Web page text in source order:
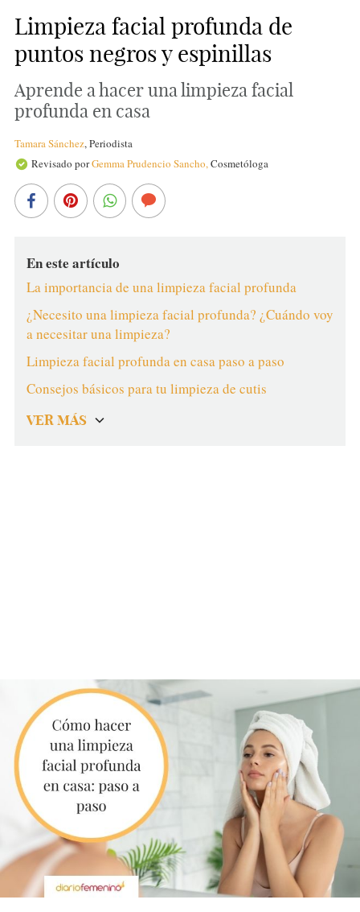
Limpieza facial profunda de
puntos negros y espinillas
Aprende a hacer una limpieza facial
profunda en casa
Tamara Sánchez,Periodista
Revisado porGemma Prudencio Sancho,Cosmetóloga
En este artículo
La importancia de una limpieza facial profunda
¿Necesito una limpieza facial profunda? ¿Cuándo voy
a necesitar una limpieza?
Limpieza facial profunda en casa paso a paso
Consejos básicos para tu limpieza de cutis